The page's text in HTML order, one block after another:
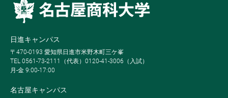
日進キャンパス
〒470-0193 愛知県日進市米野木町三ケ峯
TEL 0561-73-2111（代表）0120-41-3006（入試）
月-金 9:00-17:00
名古屋キャンパス